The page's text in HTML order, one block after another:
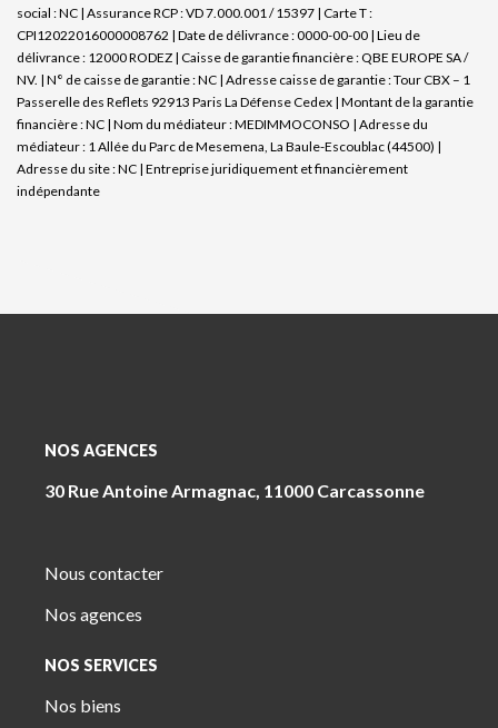
social : NC | Assurance RCP : VD 7.000.001 / 15397 | Carte T :
CPI12022016000008762 | Date de délivrance : 0000-00-00 | Lieu de
délivrance : 12000 RODEZ | Caisse de garantie financière : QBE EUROPE SA /
NV. | N° de caisse de garantie : NC | Adresse caisse de garantie : Tour CBX – 1
Passerelle des Reflets 92913 Paris La Défense Cedex | Montant de la garantie
financière : NC | Nom du médiateur : MEDIMMOCONSO | Adresse du
médiateur : 1 Allée du Parc de Mesemena, La Baule-Escoublac (44500) |
Adresse du site : NC | Entreprise juridiquement et financièrement
indépendante
NOS AGENCES
30 Rue Antoine Armagnac, 11000 Carcassonne
Nous contacter
Nos agences
NOS SERVICES
Nos biens